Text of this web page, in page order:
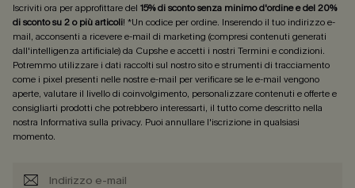
Iscriviti ora per approfittare del 15% di sconto senza minimo d'ordine e del 20%
di sconto su 2 o più articoli! *Un codice per ordine. Inserendo il tuo indirizzo e-
mail, acconsenti a ricevere e-mail di marketing (compresi contenuti generati
dall'intelligenza artificiale) da Cupshe e accetti i nostri Termini e condizioni.
Potremmo utilizzare i dati raccolti sul nostro sito e strumenti di tracciamento
come i pixel presenti nelle nostre e-mail per verificare se le e-mail vengono
aperte, valutare il livello di coinvolgimento, personalizzare contenuti e offerte e
consigliarti prodotti che potrebbero interessarti, il tutto come descritto nella
nostra Informativa sulla privacy. Puoi annullare l'iscrizione in qualsiasi
momento.